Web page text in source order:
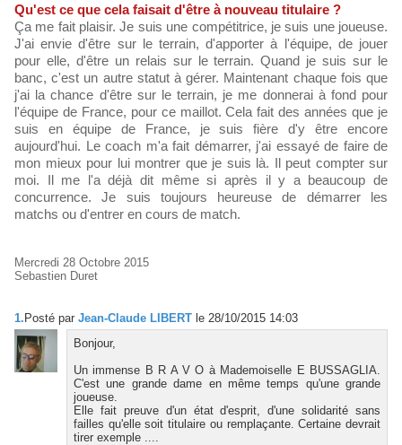
Qu'est ce que cela faisait d'être à nouveau titulaire ?
Ça me fait plaisir. Je suis une compétitrice, je suis une joueuse.
J'ai envie d'être sur le terrain, d'apporter à l'équipe, de jouer
pour elle, d'être un relais sur le terrain. Quand je suis sur le
banc, c'est un autre statut à gérer. Maintenant chaque fois que
j'ai la chance d'être sur le terrain, je me donnerai à fond pour
l'équipe de France, pour ce maillot. Cela fait des années que je
suis en équipe de France, je suis fière d'y être encore
aujourd'hui. Le coach m'a fait démarrer, j'ai essayé de faire de
mon mieux pour lui montrer que je suis là. Il peut compter sur
moi. Il me l'a déjà dit même si après il y a beaucoup de
concurrence. Je suis toujours heureuse de démarrer les
matchs ou d'entrer en cours de match.
Mercredi 28 Octobre 2015
Sebastien Duret
1. Posté par Jean-Claude LIBERT le 28/10/2015 14:03
Bonjour,
Un immense B R A V O à Mademoiselle E BUSSAGLIA.
C'est une grande dame en même temps qu'une grande
joueuse.
Elle fait preuve d'un état d'esprit, d'une solidarité sans
failles qu'elle soit titulaire ou remplaçante. Certaine devrait
tirer exemple ....